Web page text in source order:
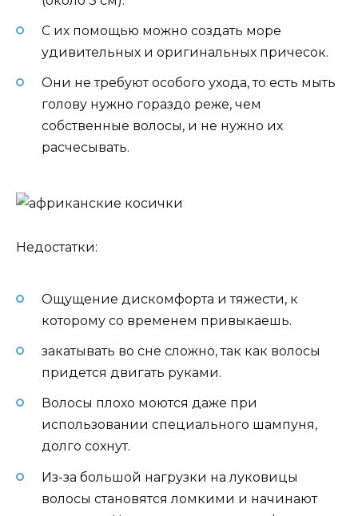
С их помощью можно создать море
удивительных и оригинальных причесок.
Они не требуют особого ухода, то есть мыть
голову нужно гораздо реже, чем
собственные волосы, и не нужно их
расчесывать.
Недостатки:
Ощущение дискомфорта и тяжести, к
которому со временем привыкаешь.
закатывать во сне сложно, так как волосы
придется двигать руками.
Волосы плохо моются даже при
использовании специального шампуня,
долго сохнут.
Из-за большой нагрузки на луковицы
волосы становятся ломкими и начинают